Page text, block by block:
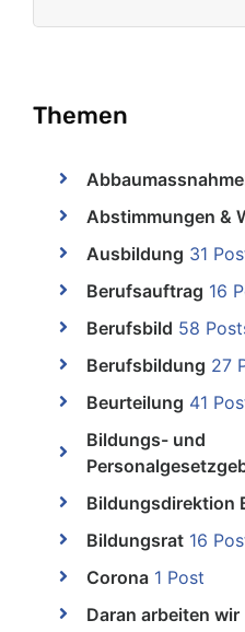
Themen
Abstimmungen &
Ausbildung 31
Berufsauftrag 16
Berufsbild 58
Berufsbildung 27
Beurteilung 41
Bildungs- und
Bildungsdirektion
Bildungsrat 16
Corona 1 Post
Daran arbeiten wir